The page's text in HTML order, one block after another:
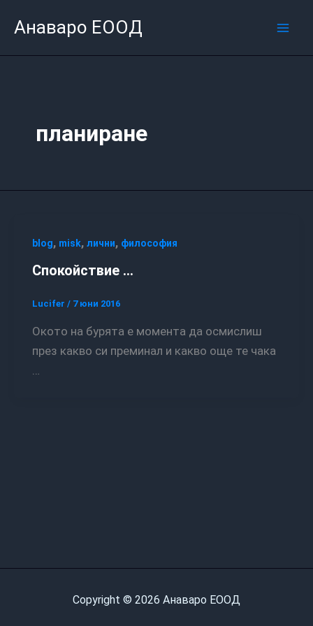
Анаваро ЕООД
планиране
blog, misk, лични, философия
Спокойствие …
Lucifer / 7 юни 2016
Окото на бурята е момента да осмислиш
през какво си преминал и какво още те чака
Copyright © 2026 Анаваро ЕООД